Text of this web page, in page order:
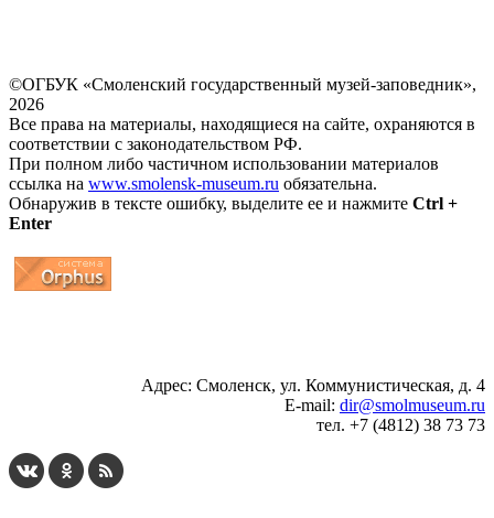
©ОГБУК «Смоленский государственный музей-заповедник»,
2026
Все права на материалы, находящиеся на сайте, охраняются в
соответствии с законодательством РФ.
При полном либо частичном использовании материалов
ссылка на www.smolensk-museum.ru обязательна.
Обнаружив в тексте ошибку, выделите ее и нажмите Ctrl +
Enter
Адрес: Смоленск, ул. Коммунистическая, д. 4
E-mail: dir@smolmuseum.ru
тел. +7 (4812) 38 73 73